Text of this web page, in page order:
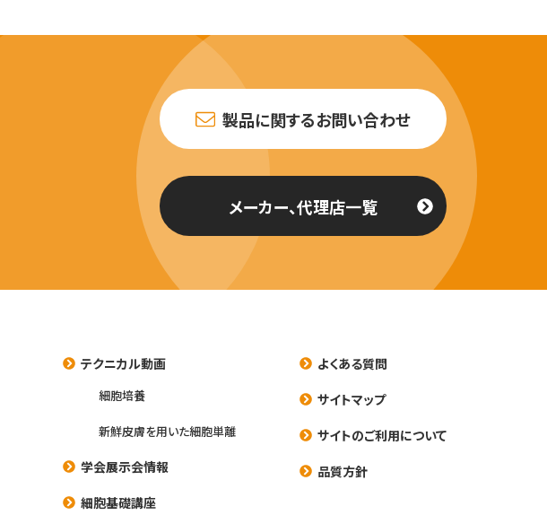
製品に関するお問い合わせ
メーカー、代理店一覧
テクニカル動画
細胞培養
新鮮皮膚を用いた細胞単離
学会展示会情報
細胞基礎講座
よくある質問
サイトマップ
サイトのご利用について
品質方針